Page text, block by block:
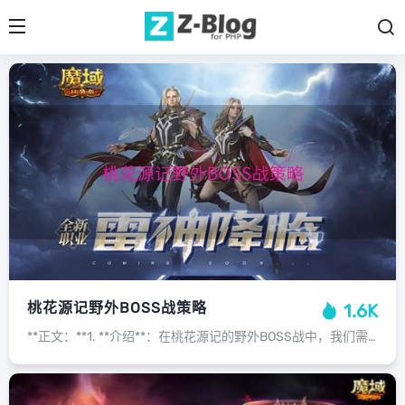
桃花源记野外BOSS战策略 1.6K
**正文：**1. **介绍**：在桃花源记的野外BOSS战中，我们需要通过团队配合、合理分配资源、熟悉BOSS技能以及灵活应对突发情况等策略，成功击败BOSS，获得丰厚的奖励。2. **策略一：团队配合**：在BOSS战...